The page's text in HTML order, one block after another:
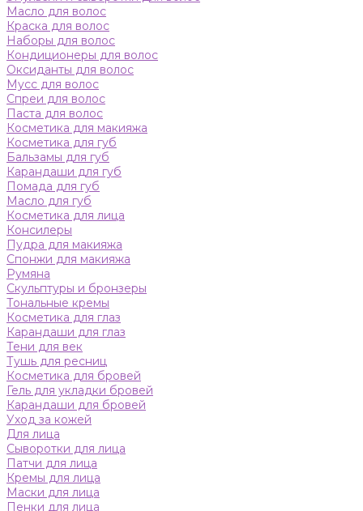
Масло для волос
Краска для волос
Наборы для волос
Кондиционеры для волос
Оксиданты для волос
Мусс для волос
Спреи для волос
Паста для волос
Косметика для макияжа
Косметика для губ
Бальзамы для губ
Карандаши для губ
Помада для губ
Масло для губ
Косметика для лица
Консилеры
Пудра для макияжа
Спонжи для макияжа
Румяна
Скульптуры и бронзеры
Тональные кремы
Косметика для глаз
Карандаши для глаз
Тени для век
Тушь для ресниц
Косметика для бровей
Гель для укладки бровей
Карандаши для бровей
Уход за кожей
Для лица
Сыворотки для лица
Патчи для лица
Кремы для лица
Маски для лица
Пенки для лица